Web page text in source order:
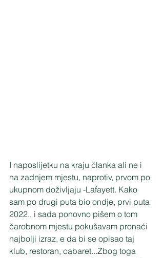
I naposlijetku na kraju članka ali ne i
na zadnjem mjestu, naprotiv, prvom po
ukupnom doživljaju -Lafayett. Kako
sam po drugi puta bio ondje, prvi puta
2022., i sada ponovno pišem o tom
čarobnom mjestu pokušavam pronaći
najbolji izraz, e da bi se opisao taj
klub, restoran, cabaret...Zbog toga